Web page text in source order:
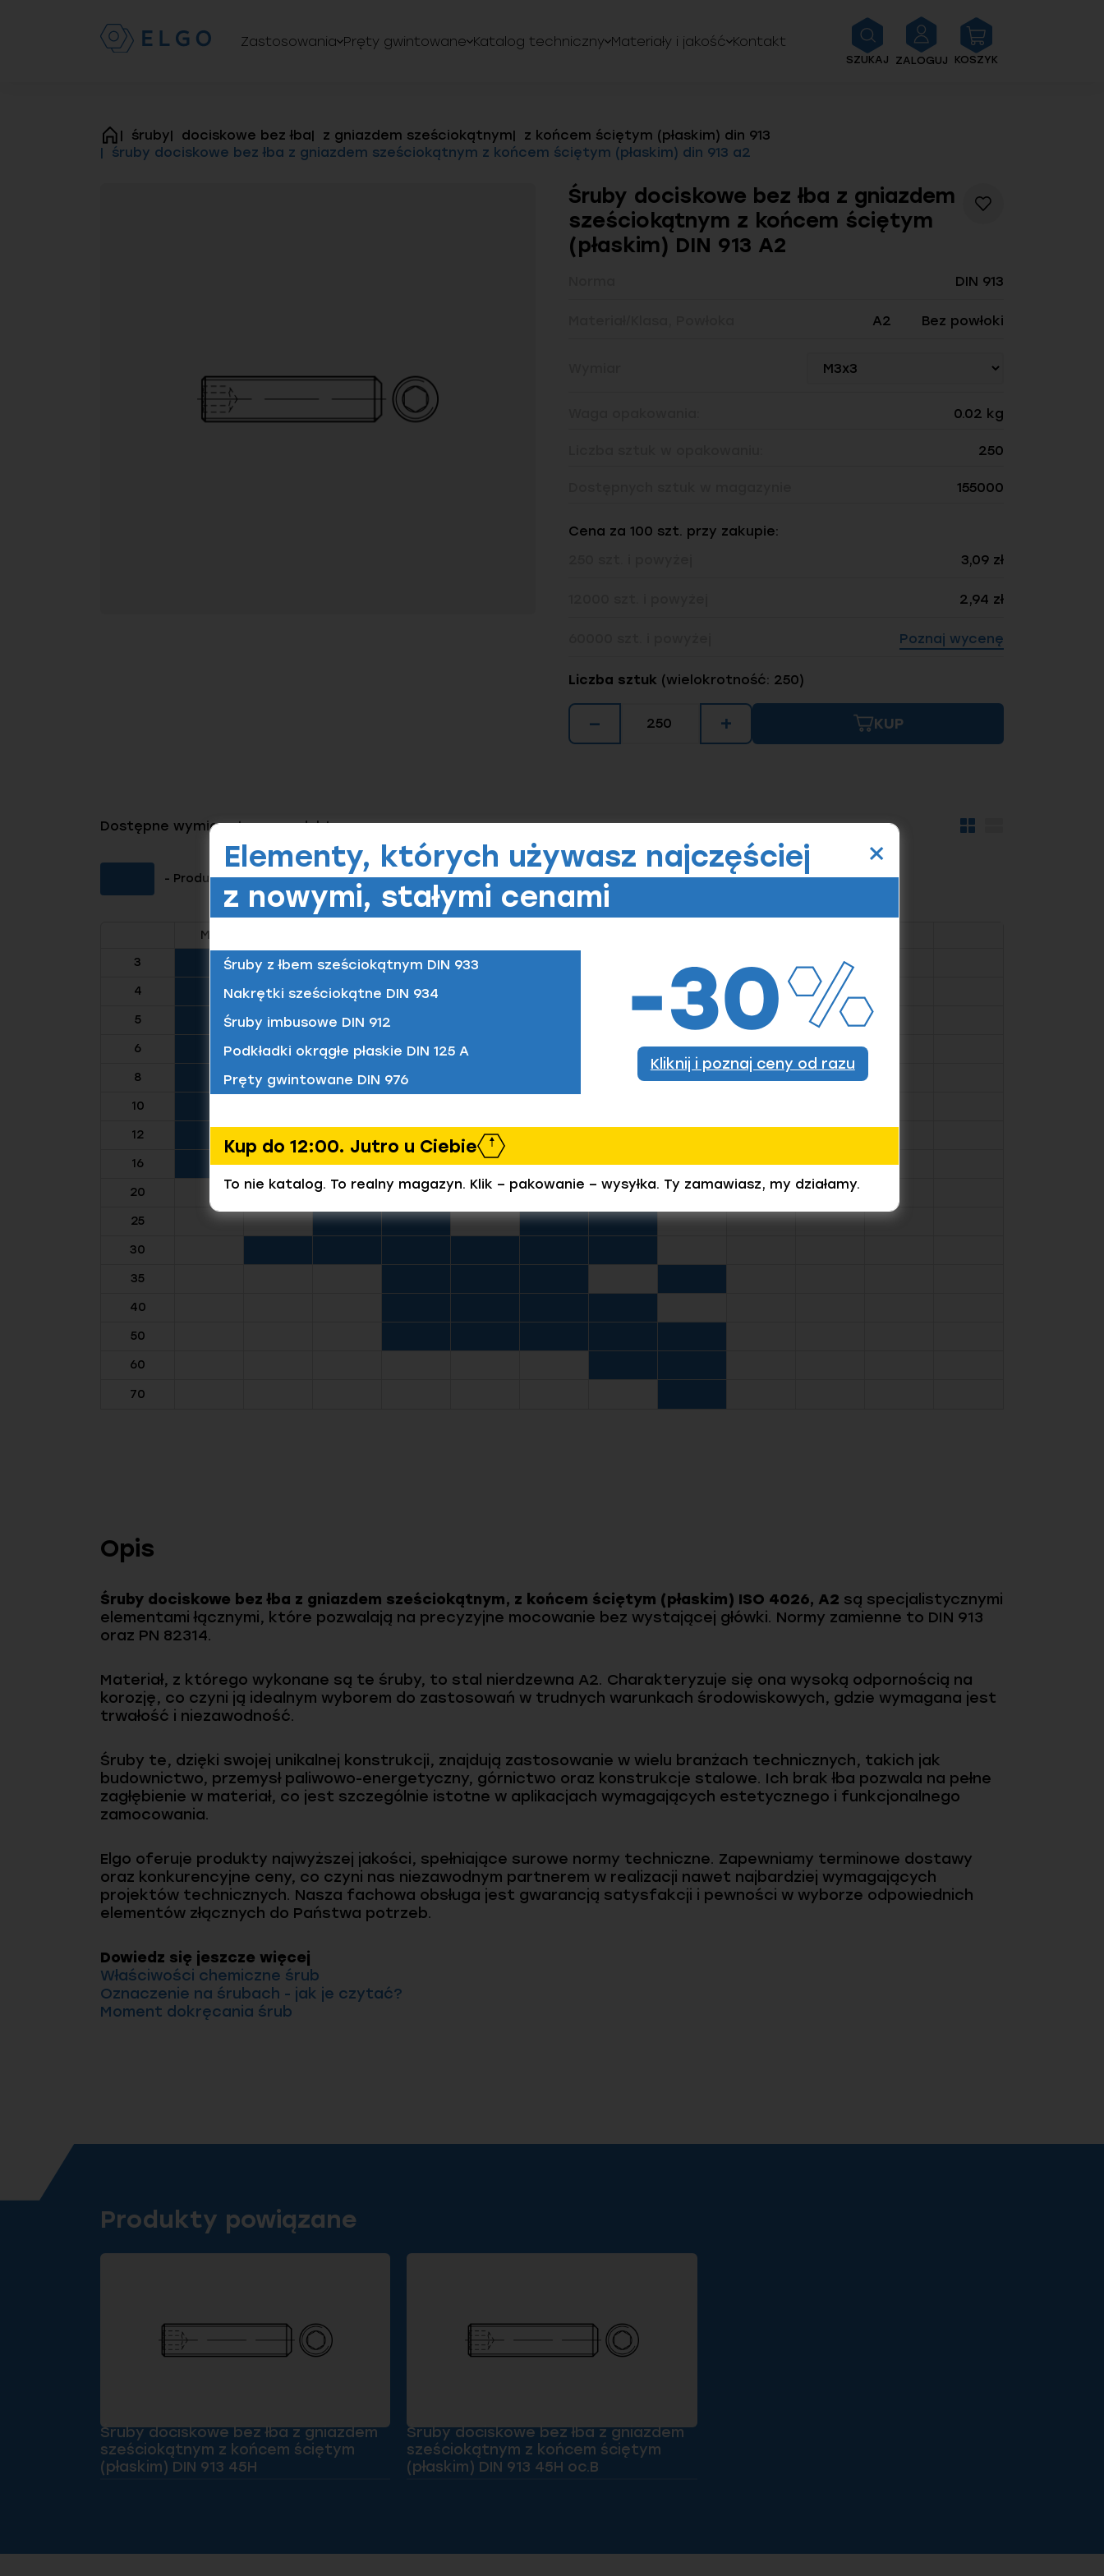
Zastosowania Pręty gwintowane Katalog techniczny Materiały i jakość Kontakt
SZUKAJ ZALOGUJ KOSZYK
strona
główna
śruby dociskowe bez łba z gniazdem sześciokątnym
z końcem ściętym (płaskim) din 913
śruby dociskowe bez łba z gniazdem sześciokątnym z końcem ściętym (płaskim) din 913 a2
Śruby dociskowe bez łba z gniazdem
sześciokątnym z końcem ściętym
(płaskim) DIN 913 A2
DIN 913
A2 Bez powłoki
0.02 kg
250
155000
Cena za 100 szt. przy zakupie:
3,09 zł
2,94 zł
Poznaj wycenę
Liczba sztuk (wielokrotność: 250)
− + KUP
Dodaj
Dostępne wymiary tego produktu
Widok
- Produkt dostępny (Kliknij aby zamówić)
M3
3
4
5
6
8
10
12
16
20
25
30
35
40
50
60
70
Opis
Śruby dociskowe bez łba z gniazdem sześciokątnym, z końcem ściętym (płaskim) ISO 4026, A2 są specjalistycznymi
elementami łącznymi, które pozwalają na precyzyjne mocowanie bez wystającej główki. Normy zamienne to DIN 913
oraz PN 82314.
Materiał, z którego wykonane są te śruby, to stal nierdzewna A2. Charakteryzuje się ona wysoką odpornością na
korozję, co czyni ją idealnym wyborem do zastosowań w trudnych warunkach środowiskowych, gdzie wymagana jest
trwałość i niezawodność.
Śruby te, dzięki swojej unikalnej konstrukcji, znajdują zastosowanie w wielu branżach technicznych, takich jak
budownictwo, przemysł paliwowo-energetyczny, górnictwo oraz konstrukcje stalowe. Ich brak łba pozwala na pełne
zagłębienie w materiał, co jest szczególnie istotne w aplikacjach wymagających estetycznego i funkcjonalnego
zamocowania.
Elgo oferuje produkty najwyższej jakości, spełniające surowe normy techniczne. Zapewniamy terminowe dostawy
oraz konkurencyjne ceny, co czyni nas niezawodnym partnerem w realizacji nawet najbardziej wymagających
projektów technicznych. Nasza fachowa obsługa jest gwarancją satysfakcji i pewności w wyborze odpowiednich
elementów złącznych do Państwa potrzeb.
Dowiedz się jeszcze więcej
Właściwości chemiczne śrub
Oznaczenie na śrubach - jak je czytać?
Moment dokręcania śrub
Produkty powiązane
Śruby dociskowe bez łba z gniazdem
sześciokątnym z końcem ściętym
(płaskim) DIN 913 45H
Śruby dociskowe bez łba z gniazdem
sześciokątnym z końcem ściętym
(płaskim) DIN 913 45H oc.B
×
Elementy, których używasz najczęściej
z nowymi, stałymi cenami
Śruby z łbem sześciokątnym DIN 933
Nakrętki sześciokątne DIN 934
Śruby imbusowe DIN 912
Podkładki okrągłe płaskie DIN 125 A
Pręty gwintowane DIN 976
Kliknij i poznaj ceny od razu
Kup do 12:00. Jutro u Ciebie
To nie katalog. To realny magazyn. Klik – pakowanie – wysyłka. Ty zamawiasz, my działamy.